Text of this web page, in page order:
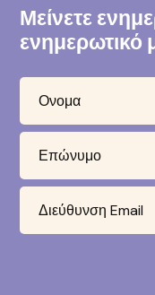
Μείνετε
ενημερωτικό